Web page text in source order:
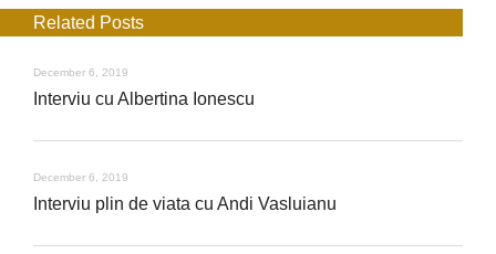
Related Posts
December 6, 2019
Interviu cu Albertina Ionescu
December 6, 2019
Interviu plin de viata cu Andi Vasluianu